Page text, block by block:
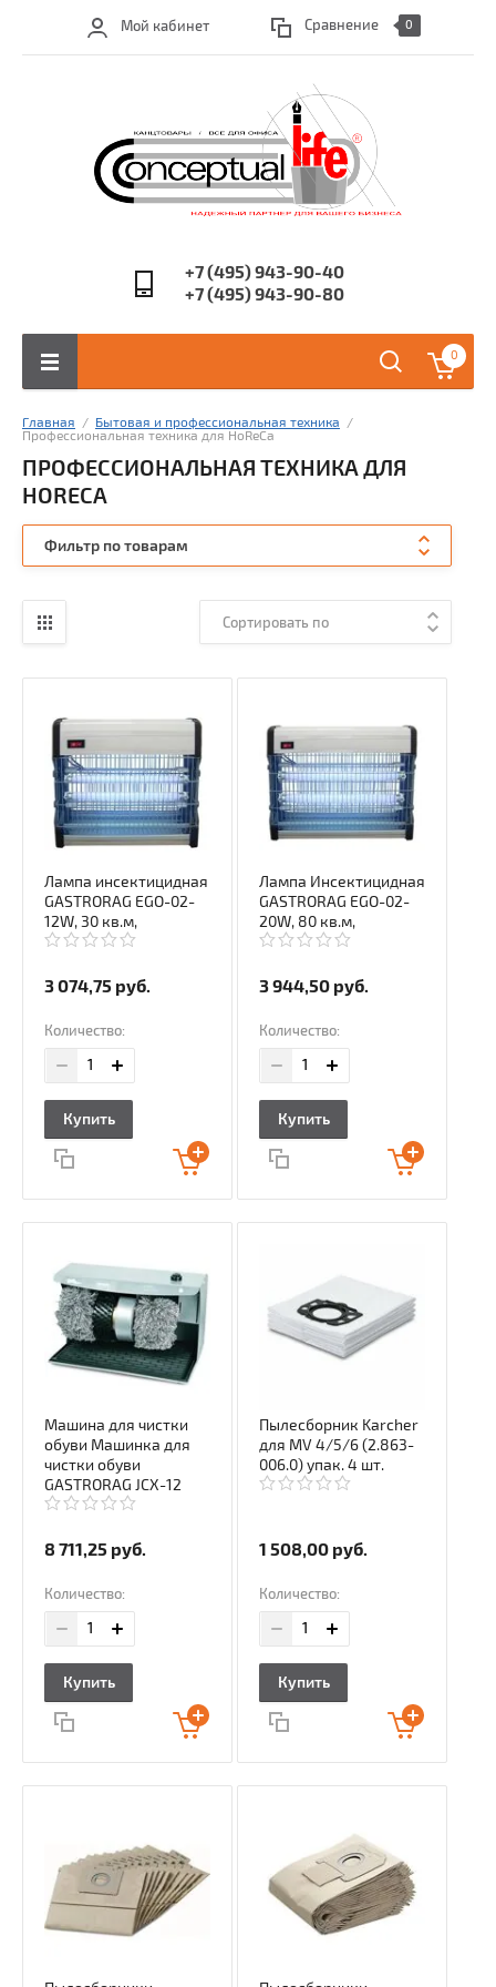
Мой кабинет Сравнение 0
+7 (495) 943-90-40
+7 (495) 943-90-80
0
Главная
  /
Бытовая и профессиональная техника
  /
Профессиональная техника для HoReCa
ПРОФЕССИОНАЛЬНАЯ ТЕХНИКА ДЛЯ
HORECA
Фильтр по товарам
Сортировать по
Лампа инсектицидная
GASTRORAG EGO-02-
12W, 30 кв.м,
3 074,75 руб.
Количество:
Купить
Лампа Инсектицидная
GASTRORAG EGO-02-
20W, 80 кв.м,
3 944,50 руб.
Количество:
Купить
Машина для чистки
обуви Машинка для
чистки обуви
GASTRORAG JCX-12
8 711,25 руб.
Количество:
Купить
Пылесборник Karcher
для MV 4/5/6 (2.863-
006.0) упак. 4 шт.
1 508,00 руб.
Количество:
Купить